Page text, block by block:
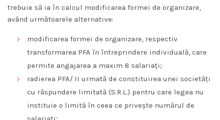
trebuie să ia în calcul modificarea formei de organizare,
având următoarele alternative:
modificarea formei de organizare, respectiv
transformarea PFA în întreprindere individuală, care
permite angajarea a maxim 8 salariați;
radierea PFA/ II urmată de constituirea unei societăți
cu răspundere limitată (S.R.L.) pentru care legea nu
instituie o limită în ceea ce privește numărul de